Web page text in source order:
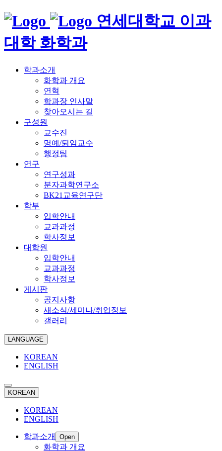
연세대학교 이과
대학 화학과
학과소개
화학과 개요
연혁
학과장 인사말
찾아오시는 길
구성원
교수진
명예/퇴임교수
행정팀
연구
연구성과
분자과학연구소
BK21교육연구단
학부
입학안내
교과과정
학사정보
대학원
입학안내
교과과정
학사정보
게시판
공지사항
새소식/세미나/취업정보
갤러리
LANGUAGE
KOREAN
ENGLISH
KOREAN
KOREAN
ENGLISH
학과소개 Open
화학과 개요